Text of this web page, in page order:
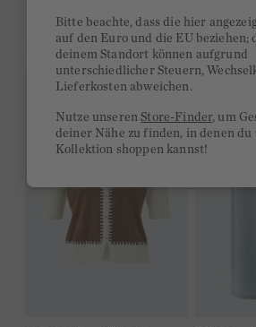
DAS KÖNNTE DIR
Bitte beachte, dass die hier
auf den Euro und die EU beziehen;
deinem Standort können aufgrund
unterschiedlicher Steuern,
Lieferkosten abweichen.
Nutze unserenStore-Finder, um
deiner Nähe zu finden, in denen du
Kollektion shoppen kannst!